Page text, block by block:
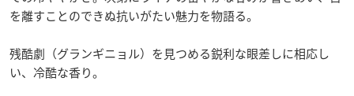
を離すことのできぬ抗いがたい魅力を物語る。
残酷劇（グランギニョル）を見つめる鋭利な眼差しに相応し
い、冷酷な香り。